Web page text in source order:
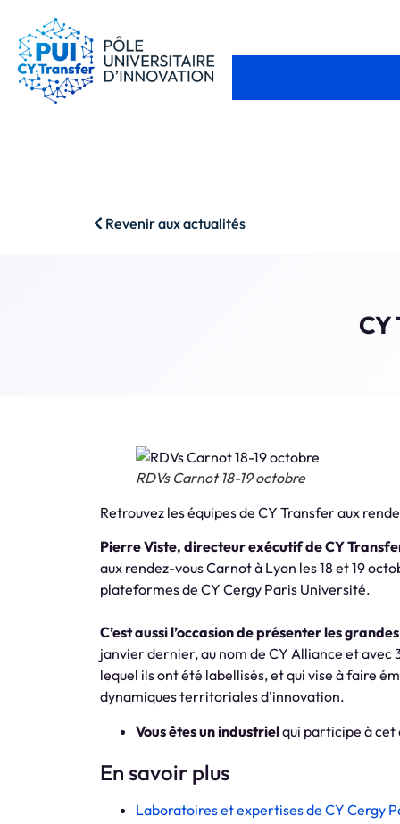
Revenir aux actualités
CY
RDVs Carnot 18-19 octobre
Retrouvez les équipes de CY Transfer aux
Pierre Viste, directeur exécutif de CY
aux rendez-vous Carnot à Lyon les 18 et 19
plateformes de CY Cergy Paris Université.
C’est aussi l’occasion de présenter les
janvier dernier, au nom de CY Alliance et avec
lequel ils ont été labellisés, et qui vise à faire
dynamiques territoriales d’innovation.
Vous êtes un industrielqui participe à cet
En savoir plus
Laboratoires et expertises de CY Cergy